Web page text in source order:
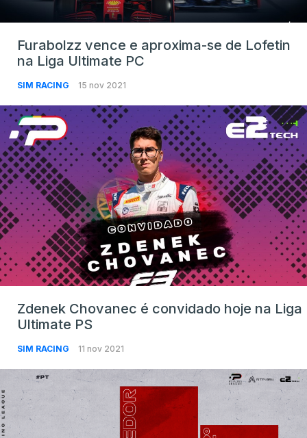
Furabolzz vence e aproxima-se de Lofetin
na Liga Ultimate PC
SIM RACING 15 nov 2021
Zdenek Chovanec é convidado hoje na Liga
Ultimate PS
SIM RACING 11 nov 2021